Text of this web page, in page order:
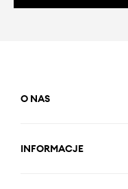
O NAS
INFORMACJE